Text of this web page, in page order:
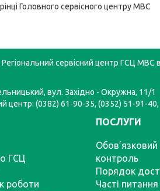
Головного сервісного центру МВС
сервісний центр ГСЦ МВС
вул. Західно - Окружна, 11/1
центр: (0382) 61-90-35, (0352) 51-91-
ГСЦ
роботи
ПОСЛУГИ
Обов’язковий
контроль
Порядок
Часті питання